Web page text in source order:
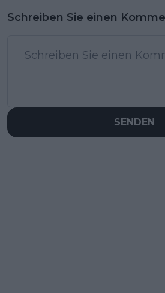
Schreiben Sie einen
SENDEN